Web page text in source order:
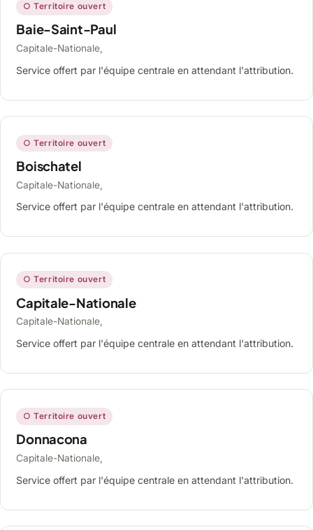
○ Territoire ouvert
Baie-Saint-Paul
Capitale-Nationale,
Service offert par l'équipe centrale en attendant l'attribution.
○ Territoire ouvert
Boischatel
Capitale-Nationale,
Service offert par l'équipe centrale en attendant l'attribution.
○ Territoire ouvert
Capitale-Nationale
Capitale-Nationale,
Service offert par l'équipe centrale en attendant l'attribution.
○ Territoire ouvert
Donnacona
Capitale-Nationale,
Service offert par l'équipe centrale en attendant l'attribution.